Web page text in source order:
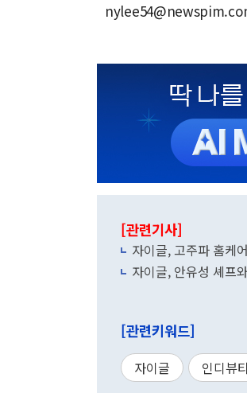
[관련기사]
자이글, 고주파 홈케
자이글, 안유성 셰프
[관련키워드]
자이글 인디뷰